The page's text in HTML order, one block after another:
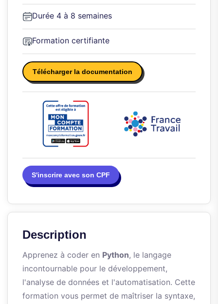
Description
Apprenez à coder en Python, le langage
incontournable pour le développement,
l'analyse de données et l'automatisation. Cette
formation vous permet de maîtriser la syntaxe,
Durée 4 à 8 semaines
Formation certifiante
Télécharger la documentation
S'inscrire avec son CPF